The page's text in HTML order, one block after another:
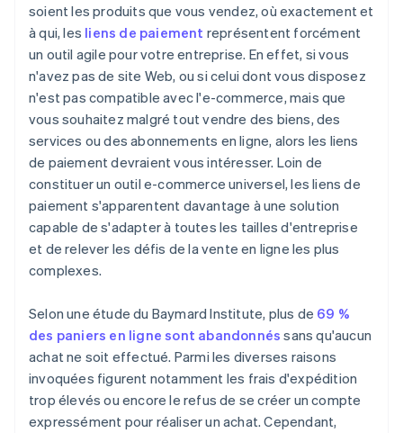
soient les produits que vous vendez, où exactement et
à qui, les liens de paiement représentent forcément
un outil agile pour votre entreprise. En effet, si vous
n'avez pas de site Web, ou si celui dont vous disposez
n'est pas compatible avec l'e-commerce, mais que
vous souhaitez malgré tout vendre des biens, des
services ou des abonnements en ligne, alors les liens
de paiement devraient vous intéresser. Loin de
constituer un outil e-commerce universel, les liens de
paiement s'apparentent davantage à une solution
capable de s'adapter à toutes les tailles d'entreprise
et de relever les défis de la vente en ligne les plus
complexes.
Selon une étude du Baymard Institute, plus de 69 %
des paniers en ligne sont abandonnés sans qu'aucun
achat ne soit effectué. Parmi les diverses raisons
invoquées figurent notamment les frais d'expédition
trop élevés ou encore le refus de se créer un compte
expressément pour réaliser un achat. Cependant,